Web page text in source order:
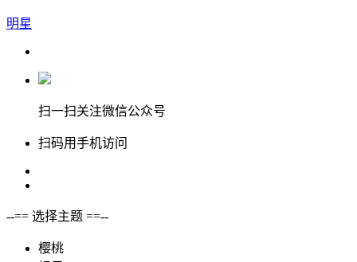
明星
扫一扫关注微信公众号
扫码用手机访问
--== 选择主题 ==--
樱桃